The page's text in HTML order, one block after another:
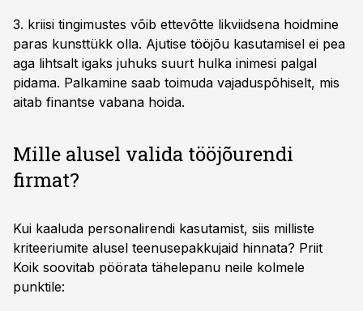
3. kriisi tingimustes võib ettevõtte likviidsena hoidmine
paras kunsttükk olla. Ajutise tööjõu kasutamisel ei pea
aga lihtsalt igaks juhuks suurt hulka inimesi palgal
pidama. Palkamine saab toimuda vajaduspõhiselt, mis
aitab finantse vabana hoida.
Mille alusel valida tööjõurendi
firmat?
Kui kaaluda personalirendi kasutamist, siis milliste
kriteeriumite alusel teenusepakkujaid hinnata? Priit
Koik soovitab pöörata tähelepanu neile kolmele
punktile: